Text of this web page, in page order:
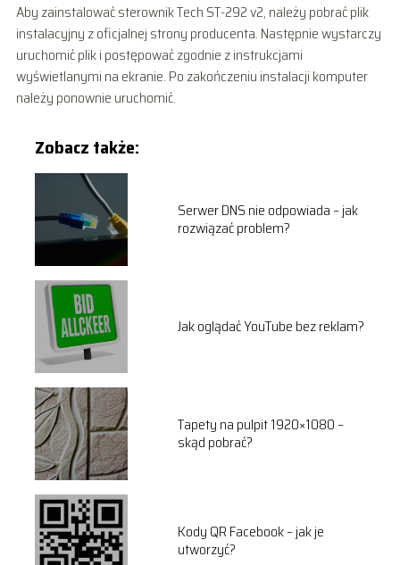
Aby zainstalować sterownik Tech ST-292 v2, należy pobrać plik
instalacyjny z oficjalnej strony producenta. Następnie wystarczy
uruchomić plik i postępować zgodnie z instrukcjami
wyświetlanymi na ekranie. Po zakończeniu instalacji komputer
należy ponownie uruchomić.
Zobacz także:
Serwer DNS nie odpowiada – jak
rozwiązać problem?
Jak oglądać YouTube bez reklam?
Tapety na pulpit 1920×1080 –
skąd pobrać?
Kody QR Facebook – jak je
utworzyć?